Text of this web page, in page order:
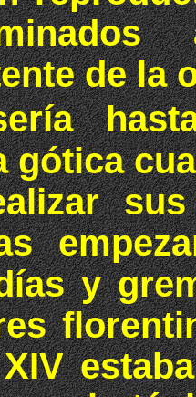
de la
gótica
y